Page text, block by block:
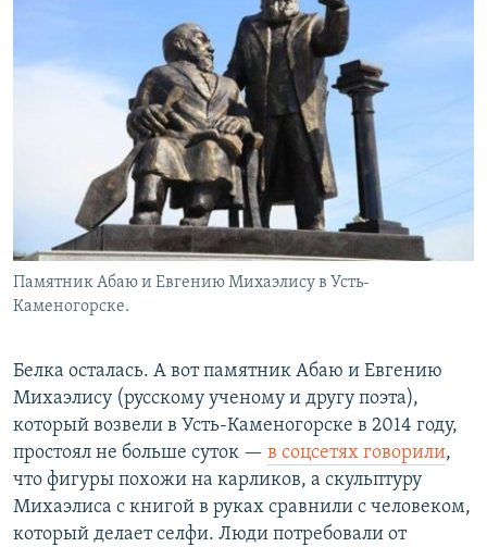
Памятник Абаю и Евгению Михаэлису в Усть-
Каменогорске.
Белка осталась. А вот памятник Абаю и Евгению
Михаэлису (русскому ученому и другу поэта),
который возвели в Усть-Каменогорске в 2014 году,
простоял не больше суток — в соцсетях говорили,
что фигуры похожи на карликов, а скульптуру
Михаэлиса с книгой в руках сравнили с человеком,
который делает селфи. Люди потребовали от